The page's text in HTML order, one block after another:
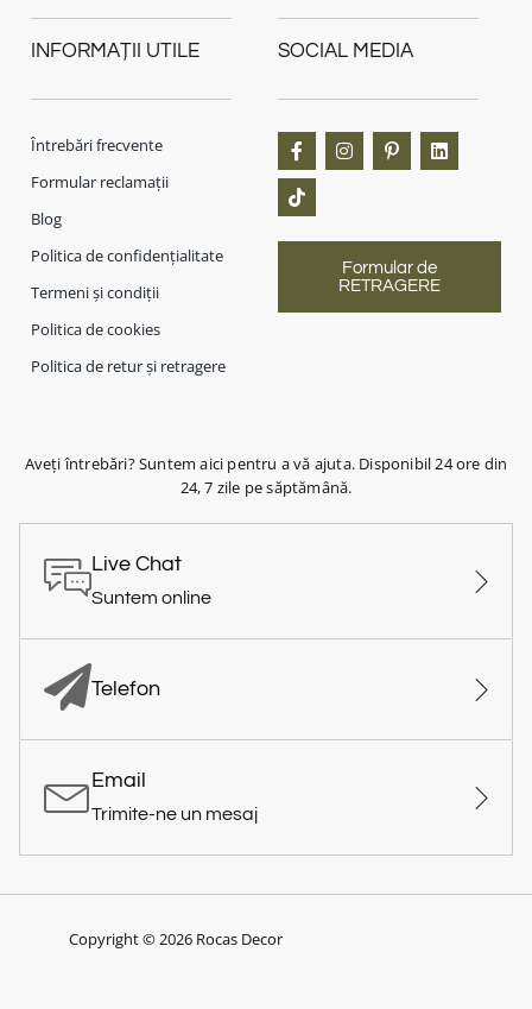
INFORMAȚII UTILE
Întrebări frecvente
Formular reclamații
Blog
Politica de confidențialitate
Termeni și condiții
Politica de cookies
Politica de retur și retragere
SOCIAL MEDIA
Formular de
RETRAGERE
Aveți întrebări? Suntem aici pentru a vă ajuta. Disponibil 24 ore din
24, 7 zile pe săptămână.
Live Chat
Suntem online
Telefon
Email
Trimite-ne un mesaj
Copyright © 2026 Rocas Decor